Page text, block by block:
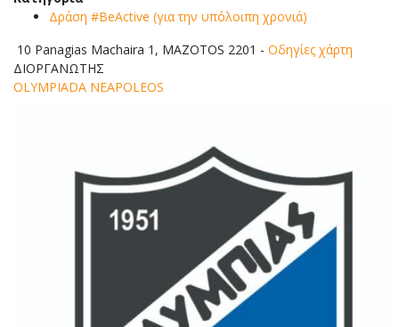
Δράση #BeActive (για την υπόλοιπη χρονιά)
10 Panagias Machaira 1, MAZOTOS 2201 - Οδηγίες χάρτη
ΔΙΟΡΓΑΝΩΤΗΣ
OLYMPIADA NEAPOLEOS